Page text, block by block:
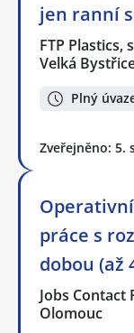
jen ranní
FTP Plastics,
Velká
Plný
Zveřejněno: 5.
práce s
dobou (až
Jobs Contact
Olomouc